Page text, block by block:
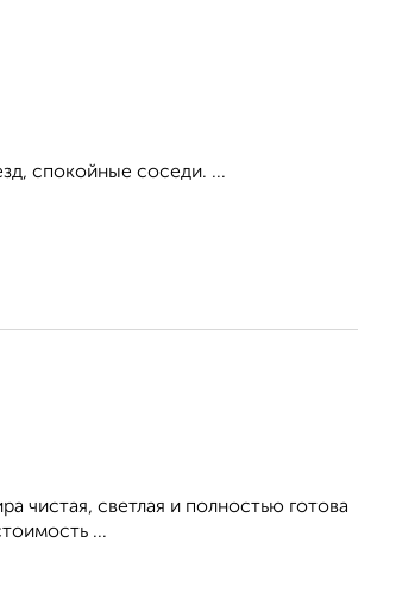
спокойные соседи. ...
чистая, светлая и полностью готова
...